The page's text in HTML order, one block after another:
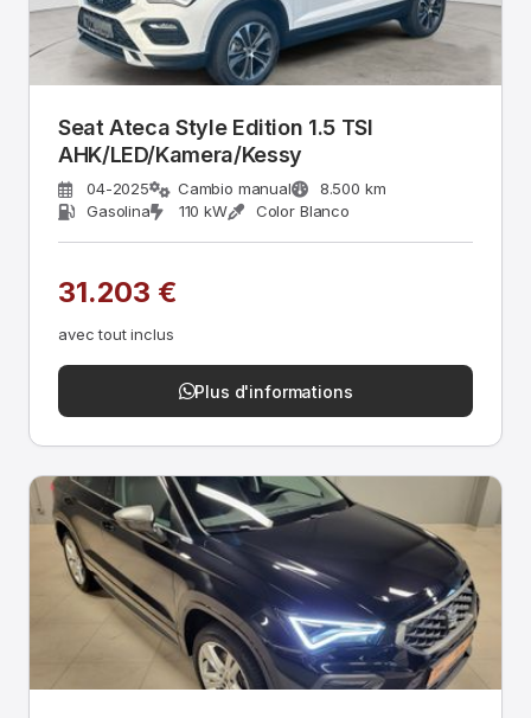
Seat Ateca Style Edition 1.5 TSI
AHK/LED/Kamera/Kessy
04-2025 Cambio manual
8.500 km
Gasolina
110 kW Color Blanco
31.203 €
avec tout inclus
Plus d'informations